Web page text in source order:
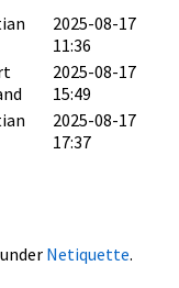
2025-08-17
11:36
2025-08-17
15:49
2025-08-17
17:37
Netiquette.